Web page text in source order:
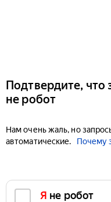
Подтвердите, что
не робот
Нам очень жаль, но
автоматические.
Почему
Я не робот